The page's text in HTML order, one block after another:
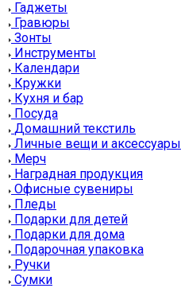
Гаджеты
Гравюры
Зонты
Инструменты
Календари
Кружки
Кухня и бар
Посуда
Домашний текстиль
Личные вещи и аксессуары
Мерч
Наградная продукция
Офисные сувениры
Пледы
Подарки для детей
Подарки для дома
Подарочная упаковка
Ручки
Сумки